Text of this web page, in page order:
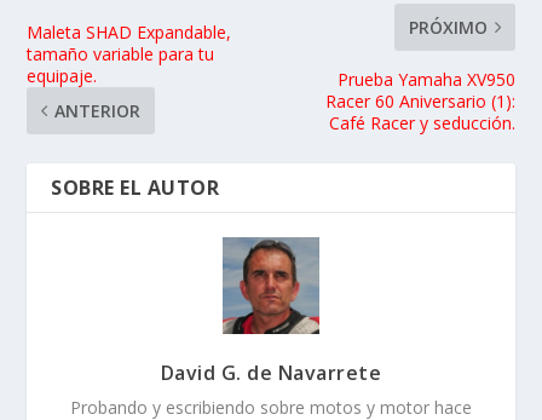
Maleta SHAD Expandable,
tamaño variable para tu
equipaje.
ANTERIOR
PRÓXIMO
Prueba Yamaha XV950
Racer 60 Aniversario (1):
Café Racer y seducción.
SOBRE EL AUTOR
David G. de Navarrete
Probando y escribiendo sobre motos y motor hace